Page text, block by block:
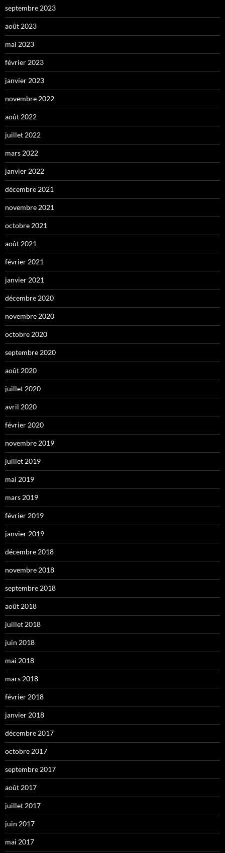
septembre 2023
août 2023
mai 2023
février 2023
janvier 2023
novembre 2022
août 2022
juillet 2022
mars 2022
janvier 2022
décembre 2021
novembre 2021
octobre 2021
août 2021
février 2021
janvier 2021
décembre 2020
novembre 2020
octobre 2020
septembre 2020
août 2020
juillet 2020
avril 2020
février 2020
novembre 2019
juillet 2019
mai 2019
mars 2019
février 2019
janvier 2019
décembre 2018
novembre 2018
septembre 2018
août 2018
juillet 2018
juin 2018
mai 2018
mars 2018
février 2018
janvier 2018
décembre 2017
octobre 2017
septembre 2017
août 2017
juillet 2017
juin 2017
mai 2017